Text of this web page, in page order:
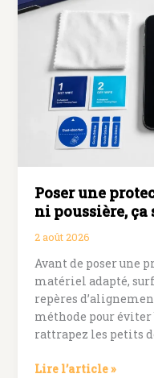
même
opérateur
frais,
délais
numéro
conservé
Poser une
ni poussière, ça
2 août 2026
Avant de poser une
matériel adapté,
repères
méthode pour éviter
rattrapez les petits
Poser
Lire l’article »